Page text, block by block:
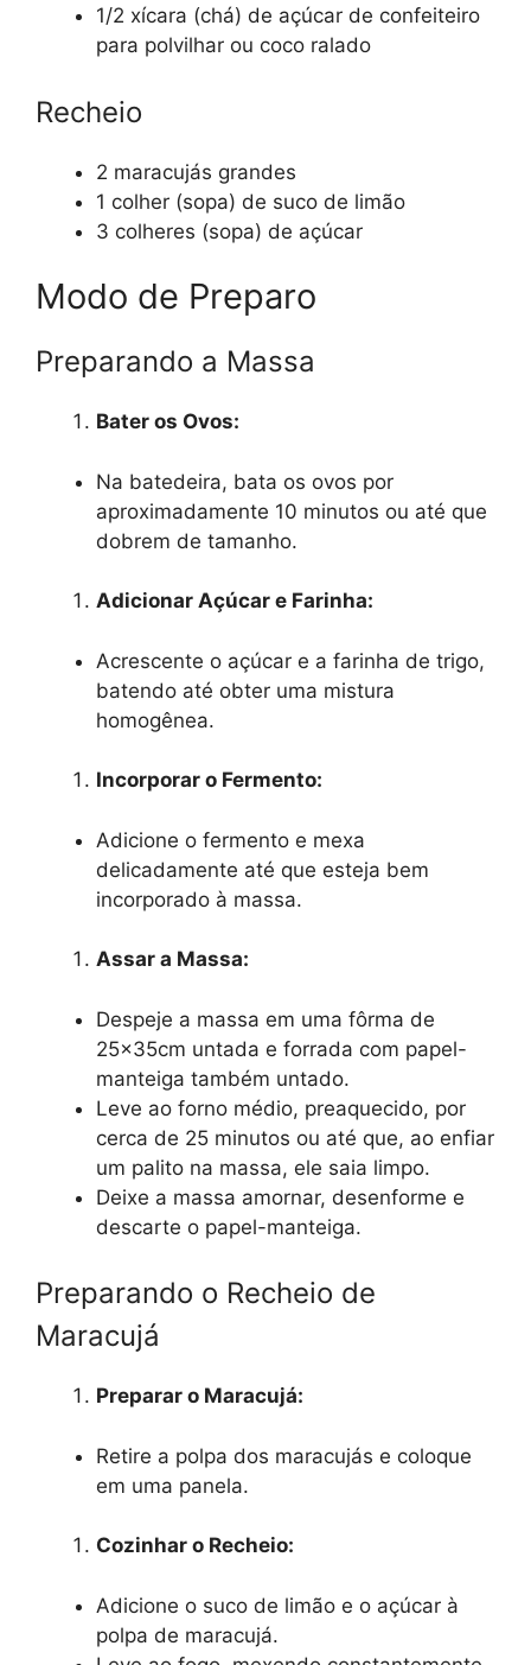
1/2 xícara (chá) de açúcar de confeiteiro
para polvilhar ou coco ralado
Recheio
2 maracujás grandes
1 colher (sopa) de suco de limão
3 colheres (sopa) de açúcar
Modo de Preparo
Preparando a Massa
Bater os Ovos:
Na batedeira, bata os ovos por
aproximadamente 10 minutos ou até que
dobrem de tamanho.
Adicionar Açúcar e Farinha:
Acrescente o açúcar e a farinha de trigo,
batendo até obter uma mistura
homogênea.
Incorporar o Fermento:
Adicione o fermento e mexa
delicadamente até que esteja bem
incorporado à massa.
Assar a Massa:
Despeje a massa em uma fôrma de
25x35cm untada e forrada com papel-
manteiga também untado.
Leve ao forno médio, preaquecido, por
cerca de 25 minutos ou até que, ao enfiar
um palito na massa, ele saia limpo.
Deixe a massa amornar, desenforme e
descarte o papel-manteiga.
Preparando o Recheio de
Maracujá
Preparar o Maracujá:
Retire a polpa dos maracujás e coloque
em uma panela.
Cozinhar o Recheio:
Adicione o suco de limão e o açúcar à
polpa de maracujá.